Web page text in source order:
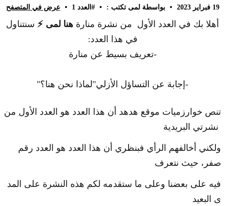
19 فبراير 2023 • بواسطة لمى تكتب : • #العدد 1 • عرض في المتصفح
أهلا بك في العدد الأول من نشرة منارة هنا لمى ⚡️ سنتناول
في هذا العدد:
-تعريف بسيط عن منارة
-إجابة عن التساؤل الأزلي"لماذا نحن هنا؟"
تنص خوارزميات موقع هدهد أن هذا العدد هو العدد الأول من
نشرتي البريدية
ولكني أخالفهم الرأي فبنظري أن هذا العدد هو العدد رقم
صفر، حيث نتعرف
فيه على بعضنا وعلى ما ستقدمه لكم هذه النشرة على المد
ى البعيد